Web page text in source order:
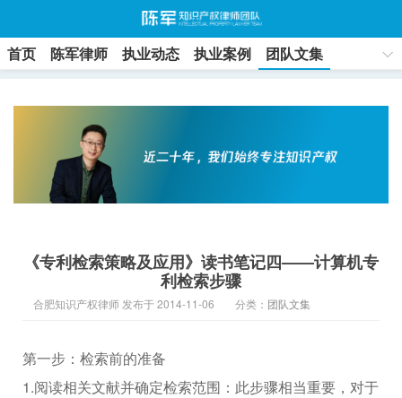
首页 陈军律师 执业动态 执业案例
团队文集
《专利检索策略及应用》读书笔记四——计算机专
利检索步骤
合肥知识产权律师 发布于 2014-11-06 分类： 团队文集
第一步：检索前的准备
1.阅读相关文献并确定检索范围：此步骤相当重要，对于